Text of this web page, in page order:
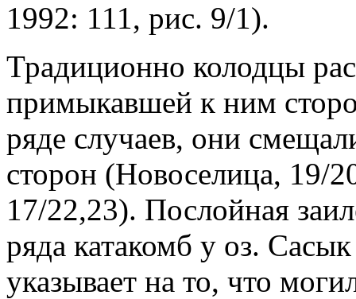
1992: 111, рис. 9/1).
Традиционно колодцы
примыкавшей к ним
ряде случаев, они
сторон (Новоселица, 19/
17/22,23). Послойная
ряда катакомб у оз.
указывает на то, что